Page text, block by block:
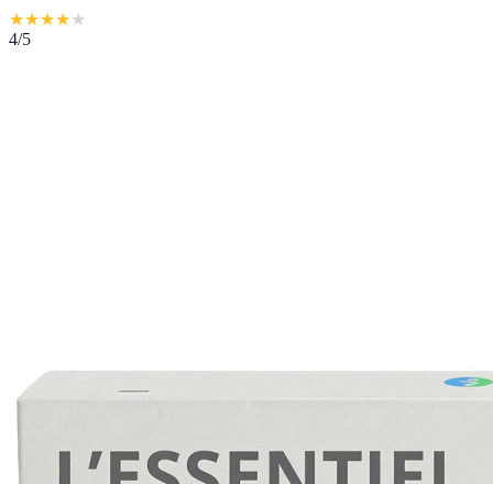
★★★★★
4/5